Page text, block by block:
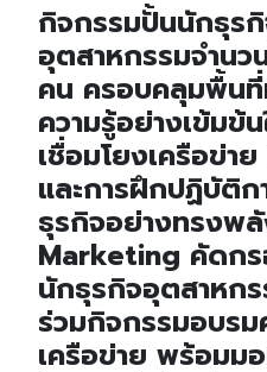
กิจกรรมปั้นนักธุร
อุตสาหกรรมจำนว
คน ครอบคลุมพื้นที่
ความรู้อย่างเข้ม
เชื่อมโยงเครือข่า
และการฝึกปฏิบัติก
ธุรกิจอย่างทรงพ
Marketing คัดก
นักธุรกิจอุตสาหก
ร่วมกิจกรรมอบรม
เครือข่าย พร้อม